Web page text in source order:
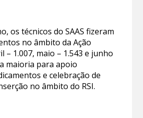
os técnicos do SAAS fizeram
no âmbito da Ação
– 1.007, maio – 1.543 e junho
maioria para apoio
e celebração de
no âmbito do RSI.